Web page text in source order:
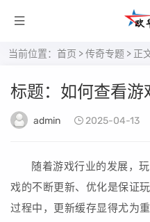
当前位置： 首页 >传奇专题 > 正
标题：如何查看游
admin 2025-04-13
随着游戏行业的发展，
戏的不断更新、优化是保证
过程中，更新缓存显得尤为